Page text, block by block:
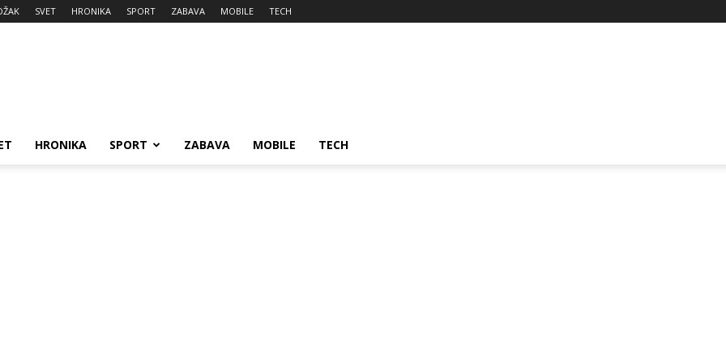
SVET HRONIKA SPORT ZABAVA MOBILE TECH
HRONIKA SPORT ZABAVA MOBILE TECH